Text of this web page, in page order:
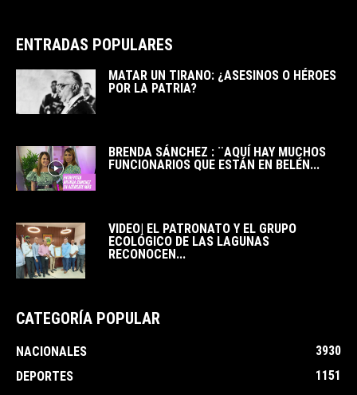
ENTRADAS POPULARES
MATAR UN TIRANO: ¿ASESINOS O HÉROES
POR LA PATRIA?
BRENDA SÁNCHEZ : ¨AQUÍ HAY MUCHOS
FUNCIONARIOS QUE ESTÁN EN BELÉN...
VIDEO| EL PATRONATO Y EL GRUPO
ECOLÓGICO DE LAS LAGUNAS
RECONOCEN...
CATEGORÍA POPULAR
NACIONALES
3930
DEPORTES
1151